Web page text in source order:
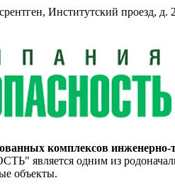
Институтский проезд, д. 2
комплексов инженерно-
одним из
объекты.